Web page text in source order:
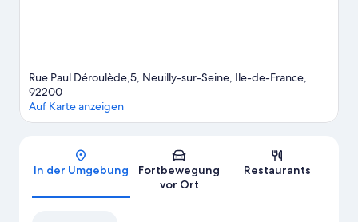
Rue Paul Déroulède,5, Neuilly-sur-Seine, Ile-de-France,
92200
Auf Karte anzeigen
In der Umgebung
Fortbewegung
vor Ort
Restaurants